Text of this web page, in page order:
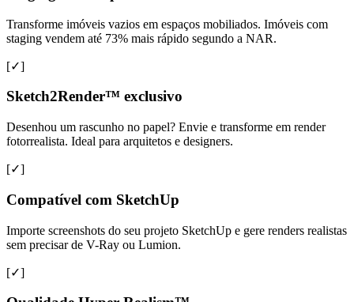
Transforme imóveis vazios em espaços mobiliados. Imóveis com
staging vendem até 73% mais rápido segundo a NAR.
[✓]
Sketch2Render™ exclusivo
Desenhou um rascunho no papel? Envie e transforme em render
fotorrealista. Ideal para arquitetos e designers.
[✓]
Compatível com SketchUp
Importe screenshots do seu projeto SketchUp e gere renders realistas
sem precisar de V-Ray ou Lumion.
[✓]